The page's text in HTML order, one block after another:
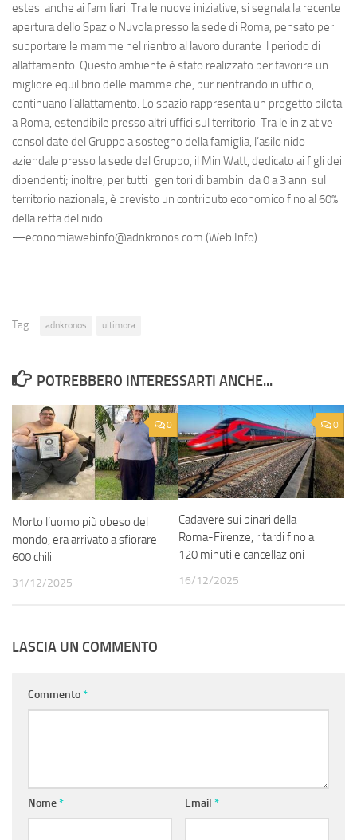
estesi anche ai familiari. Tra le nuove iniziative, si segnala la recente
apertura dello Spazio Nuvola presso la sede di Roma, pensato per
supportare le mamme nel rientro al lavoro durante il periodo di
allattamento. Questo ambiente è stato realizzato per favorire un
migliore equilibrio delle mamme che, pur rientrando in ufficio,
continuano l’allattamento. Lo spazio rappresenta un progetto pilota
a Roma, estendibile presso altri uffici sul territorio. Tra le iniziative
consolidate del Gruppo a sostegno della famiglia, l’asilo nido
aziendale presso la sede del Gruppo, il MiniWatt, dedicato ai figli dei
dipendenti; inoltre, per tutti i genitori di bambini da 0 a 3 anni sul
territorio nazionale, è previsto un contributo economico fino al 60%
della retta del nido.
—economiawebinfo@adnkronos.com (Web Info)
Tag: adnkronos ultimora
POTREBBERO INTERESSARTI ANCHE...
0
Morto l’uomo più obeso del
mondo, era arrivato a sfiorare
600 chili
31/12/2025
0
Cadavere sui binari della
Roma-Firenze, ritardi fino a
120 minuti e cancellazioni
16/12/2025
LASCIA UN COMMENTO
Commento*
Nome* Email *